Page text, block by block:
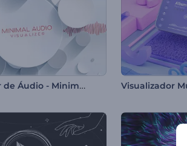
Visualizador de Áudio - Minimalista